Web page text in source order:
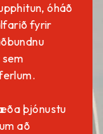
óháð
fyrir
þjónustu
að